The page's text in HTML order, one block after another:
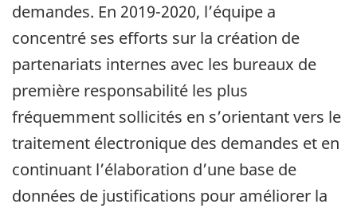
demandes. En 2019-2020, l’équipe a
concentré ses efforts sur la création de
partenariats internes avec les bureaux de
première responsabilité les plus
fréquemment sollicités en s’orientant vers le
traitement électronique des demandes et en
continuant l’élaboration d’une base de
données de justifications pour améliorer la